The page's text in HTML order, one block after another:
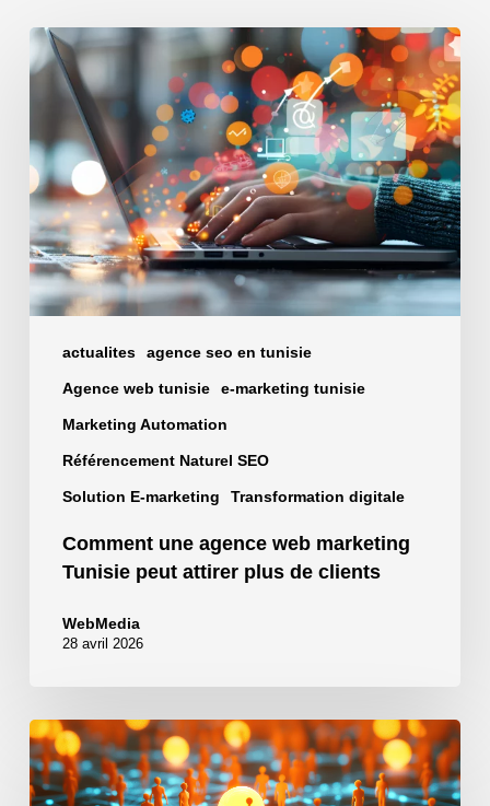
actualites agence seo en tunisie
Agence web tunisie e-marketing tunisie
Marketing Automation
Référencement Naturel SEO
Solution E-marketing Transformation digitale
Comment
une
agence
marketing
Tunisie
peut
attirer
plus
de
Comment une agence web marketing
Tunisie peut attirer plus de clients
WebMedia
28 avril 2026
Génération
de
lead